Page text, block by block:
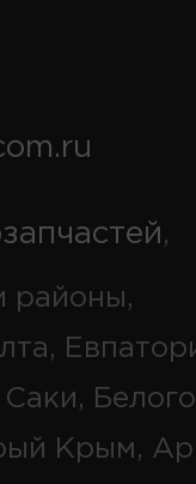
,
районы,
Крым,